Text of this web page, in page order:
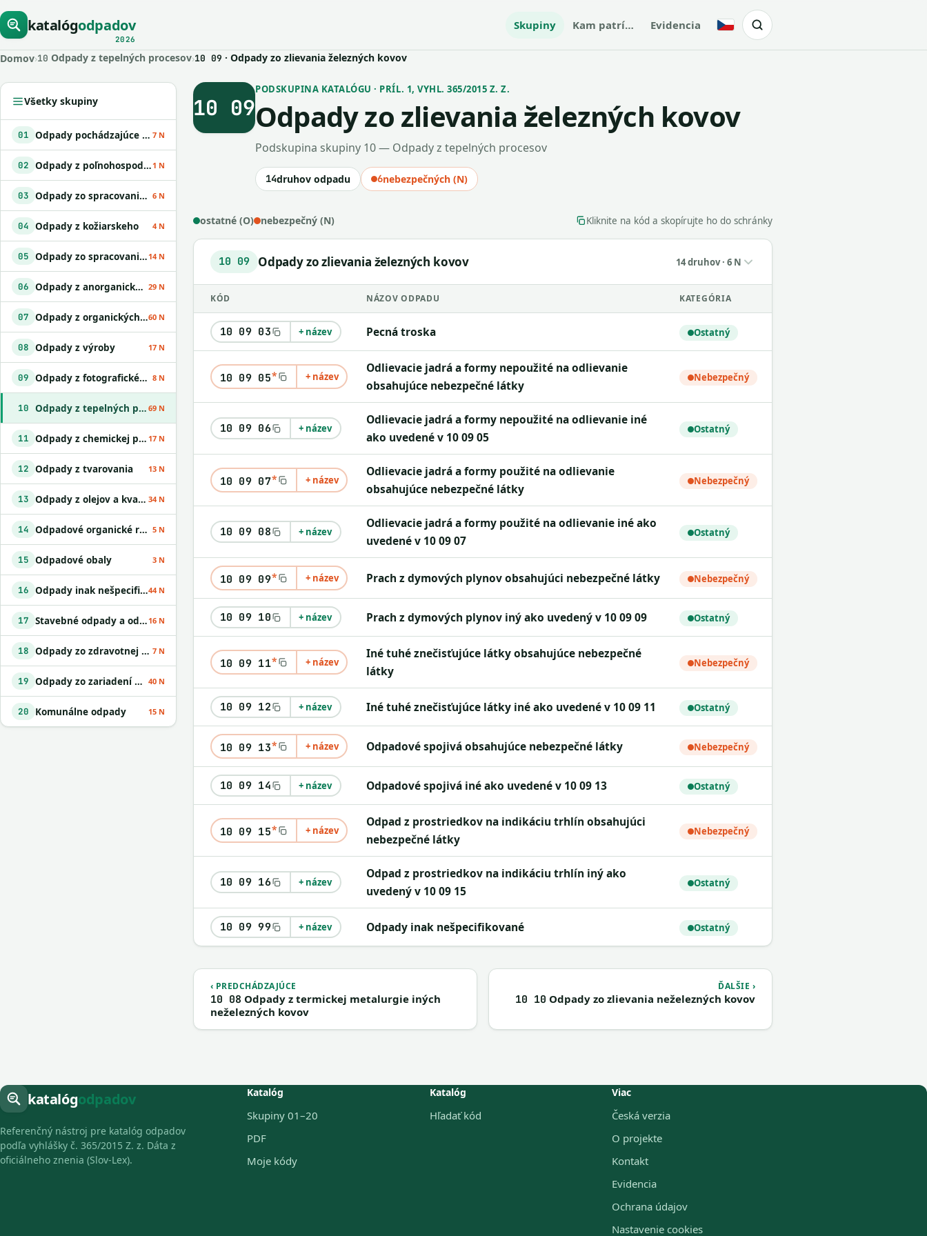
katalógodpadov
2026
Skupiny Kam patrí… Evidencia Česky
Domov›10 Odpady z tepelných procesov›10 09 · Odpady zo zlievania železných kovov
Všetky skupiny
01 Odpady pochádzajúce z geologického prieskumu 7 N
02 Odpady z poľnohospodárstva 1 N
03 Odpady zo spracovania dreva a z výroby papiera 6 N
04 Odpady z kožiarskeho 4 N
05 Odpady zo spracovania ropy 14 N
06 Odpady z anorganických chemických procesov 29 N
07 Odpady z organických chemických procesov60 N
08 Odpady z výroby 17 N
09 Odpady z fotografického priemyslu 8 N
10 Odpady z tepelných procesov 69 N
11 Odpady z chemickej povrchovej úpravy kovov a nanášania kovov a iných materiálov; odpady z hydrometalurgie neželezných kovov 17 N
12 Odpady z tvarovania 13 N
13 Odpady z olejov a kvapalných palív okrem jedlých olejov a odpadov uvedených v skupinách 05 a 12 34 N
14 Odpadové organické rozpúšťadlá 5 N
15 Odpadové obaly 3 N
16 Odpady inak nešpecifikované v tomto katalógu44 N
17 Stavebné odpady a odpady z demolácií vrátane výkopovej zeminy z kontaminovaných miest 16 N
18 Odpady zo zdravotnej alebo veterinárnej starostlivosti alebo s nimi súvisiaceho výskumu okrem kuchynských a reštauračných odpadov 7 N
19 Odpady zo zariadení na úpravu odpadu 40 N
20 Komunálne odpady 15 N
10 09
PODSKUPINA KATALÓGU · PRÍL. 1, VYHL. 365/2015 Z. Z.
Odpady zo zlievania železných kovov
Podskupina skupiny 10 — Odpady z tepelných procesov
14druhov odpadu 6nebezpečných (N)
ostatné (O) nebezpečný (N) Kliknite na kód a skopírujte ho do schránky
10 09 Odpady zo zlievania železných kovov 14 druhov · 6 N
KÓD NÁZOV ODPADU KATEGÓRIA
10 09 03 + název pecná troska Ostatný
10 09 05* + název
odlievacie jadrá a formy nepoužité na odlievanie
obsahujúce nebezpečné látky
Nebezpečný
10 09 06 + název
odlievacie jadrá a formy nepoužité na odlievanie iné
ako uvedené v 10 09 05
Ostatný
10 09 07* + název
odlievacie jadrá a formy použité na odlievanie
obsahujúce nebezpečné látky
Nebezpečný
10 09 08 + název
odlievacie jadrá a formy použité na odlievanie iné ako
uvedené v 10 09 07
Ostatný
10 09 09* + název prach z dymových plynov obsahujúci nebezpečné látky Nebezpečný
10 09 10 + název prach z dymových plynov iný ako uvedený v 10 09 09 Ostatný
10 09 11* + název
iné tuhé znečisťujúce látky obsahujúce nebezpečné
látky
Nebezpečný
10 09 12 + název iné tuhé znečisťujúce látky iné ako uvedené v 10 09 11 Ostatný
10 09 13* + název odpadové spojivá obsahujúce nebezpečné látky Nebezpečný
10 09 14 + název odpadové spojivá iné ako uvedené v 10 09 13 Ostatný
10 09 15* + název
odpad z prostriedkov na indikáciu trhlín obsahujúci
nebezpečné látky
Nebezpečný
10 09 16 + název
odpad z prostriedkov na indikáciu trhlín iný ako
uvedený v 10 09 15
Ostatný
10 09 99 + název odpady inak nešpecifikované Ostatný
‹ PREDCHÁDZAJÚCE
10 08 Odpady z termickej metalurgie iných
neželezných kovov
ĎALŠIE ›
10 10 Odpady zo zlievania neželezných kovov
katalógodpadov
Referenčný nástroj pre katalóg odpadov
podľa vyhlášky č. 365/2015 Z. z. Dáta z
oficiálneho znenia (Slov-Lex).
Katalóg
Skupiny 01–20
PDF
Moje kódy
Katalóg
Hľadať kód
Viac
Česká verzia
O projekte
Kontakt
Evidencia
Ochrana údajov
Nastavenie cookies